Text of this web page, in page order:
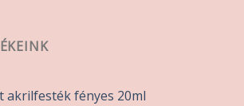
akrilfesték fényes 20ml